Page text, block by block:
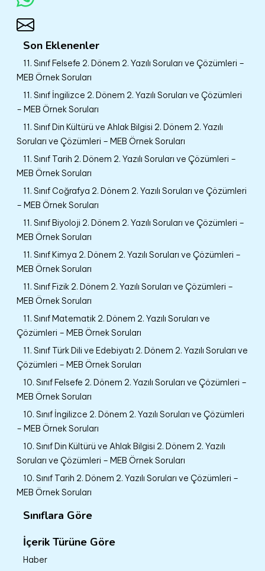
Son Eklenenler
11. Sınıf Felsefe 2. Dönem 2. Yazılı Soruları ve Çözümleri –
MEB Örnek Soruları
11. Sınıf İngilizce 2. Dönem 2. Yazılı Soruları ve Çözümleri
– MEB Örnek Soruları
11. Sınıf Din Kültürü ve Ahlak Bilgisi 2. Dönem 2. Yazılı
Soruları ve Çözümleri – MEB Örnek Soruları
11. Sınıf Tarih 2. Dönem 2. Yazılı Soruları ve Çözümleri –
MEB Örnek Soruları
11. Sınıf Coğrafya 2. Dönem 2. Yazılı Soruları ve Çözümleri
– MEB Örnek Soruları
11. Sınıf Biyoloji 2. Dönem 2. Yazılı Soruları ve Çözümleri –
MEB Örnek Soruları
11. Sınıf Kimya 2. Dönem 2. Yazılı Soruları ve Çözümleri –
MEB Örnek Soruları
11. Sınıf Fizik 2. Dönem 2. Yazılı Soruları ve Çözümleri –
MEB Örnek Soruları
11. Sınıf Matematik 2. Dönem 2. Yazılı Soruları ve
Çözümleri – MEB Örnek Soruları
11. Sınıf Türk Dili ve Edebiyatı 2. Dönem 2. Yazılı Soruları ve
Çözümleri – MEB Örnek Soruları
10. Sınıf Felsefe 2. Dönem 2. Yazılı Soruları ve Çözümleri –
MEB Örnek Soruları
10. Sınıf İngilizce 2. Dönem 2. Yazılı Soruları ve Çözümleri
– MEB Örnek Soruları
10. Sınıf Din Kültürü ve Ahlak Bilgisi 2. Dönem 2. Yazılı
Soruları ve Çözümleri – MEB Örnek Soruları
10. Sınıf Tarih 2. Dönem 2. Yazılı Soruları ve Çözümleri –
MEB Örnek Soruları
Sınıflara Göre
İçerik Türüne Göre
Haber